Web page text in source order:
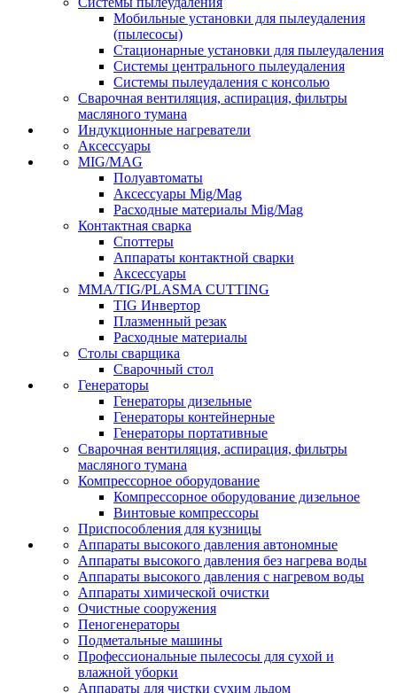
Мобильные установки для пылеудаления
(пылесосы)
Стационарные установки для пылеудаления
Системы центрального пылеудаления
Системы пылеудаления с консолью
Сварочная вентиляция, аспирация, фильтры
масляного тумана
Индукционные нагреватели
Аксессуары
MIG/MAG
Полуавтоматы
Аксессуары Mig/Mag
Расходные материалы Mig/Mag
Контактная сварка
Споттеры
Аппараты контактной сварки
Аксессуары
MMA/TIG/PLASMA CUTTING
TIG Инвертор
Плазменный резак
Расходные материалы
Столы сварщика
Сварочный стол
Генераторы
Генераторы дизельные
Генераторы контейнерные
Генераторы портативные
Сварочная вентиляция, аспирация, фильтры
масляного тумана
Компрессорное оборудование
Компрессорное оборудование дизельное
Винтовые компрессоры
Приспособления для кузницы
Аппараты высокого давления автономные
Аппараты высокого давления без нагрева воды
Аппараты высокого давления с нагревом воды
Аппараты химической очистки
Очистные сооружения
Пеногенераторы
Подметальные машины
Профессиональные пылесосы для сухой и
влажной уборки
Аппараты для чистки сухим льдом